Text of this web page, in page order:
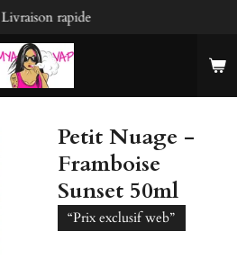
Livraison rapide
Petit Nuage -
Framboise
Sunset 50ml
“Prix exclusif web”